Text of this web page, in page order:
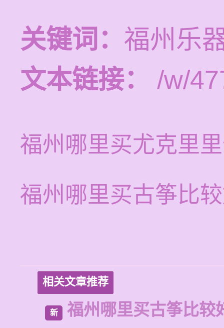
关键词： 福州乐
文本链接：
/w/
福州哪里买尤克里
福州哪里买古筝比
相关文章推荐
新 福州哪里买古筝比较